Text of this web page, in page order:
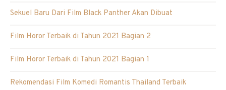
Sekuel Baru Dari Film Black Panther Akan Dibuat
Film Horor Terbaik di Tahun 2021 Bagian 2
Film Horor Terbaik di Tahun 2021 Bagian 1
Rekomendasi Film Komedi Romantis Thailand Terbaik